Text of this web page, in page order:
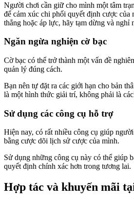
Người chơi cần giữ cho mình một tâm
để cảm xúc chi phối quyết định cược của
thẳng hoặc áp lực, hãy tạm dừng và nghỉ
Ngăn ngừa nghiện cờ bạc
Cờ bạc có thể trở thành một vấn đề
quản lý đúng cách.
Bạn nên tự đặt ra các giới hạn cho bản
là một hình thức giải trí, không phải là
Sử dụng các công cụ hỗ trợ
Hiện nay, có rất nhiều công cụ giúp
bằng cược dõi lịch sử cược của mình.
Sử dụng những công cụ này có thể giúp
quyết định chính xác hơn trong tương lai.
Hợp tác và khuyến mãi